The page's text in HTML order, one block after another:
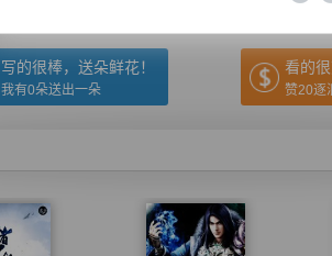
写的很棒，送朵鲜花！
我有0朵送出一朵
看的很
赞20逐